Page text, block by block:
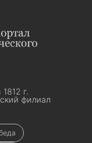
г.
филиал